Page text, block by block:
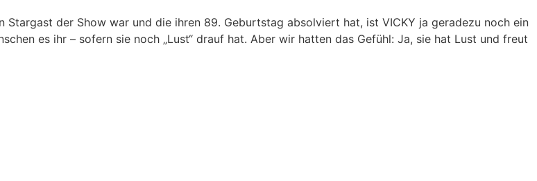
Stargast der Show war und die ihren 89. Geburtstag absolviert hat, ist VICKY ja geradezu noch ein
es ihr – sofern sie noch „Lust“ drauf hat. Aber wir hatten das Gefühl: Ja, sie hat Lust und freut